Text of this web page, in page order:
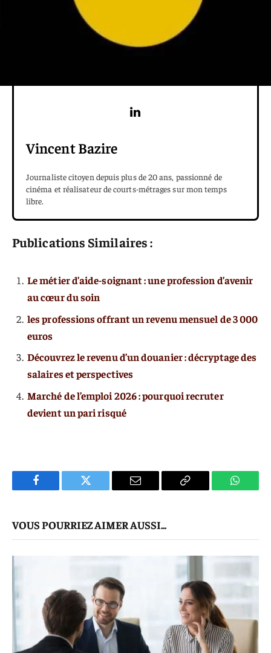
Vincent Bazire
Journaliste citoyen depuis plus de 20 ans, passionné de
cinéma et réalisateur de courts-métrages sur mon temps
libre.
Publications Similaires :
Le métier d’aide-soignant : une profession d’avenir
au cœur du soin
les professions offrant un revenu mensuel de 3 000
euros
Découvrez le revenu d’un douanier : décryptage des
salaires et perspectives
Marché de l’emploi 2026 : pourquoi recruter
devient un pari risqué
Facebook Twitter
E-
Copier
VOUS POURRIEZ AIMER AUSSI...